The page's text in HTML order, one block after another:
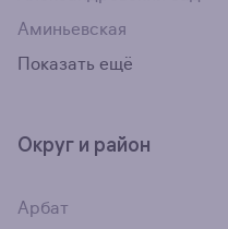
Аминьевская
Показать ещё
Округ и район
Арбат